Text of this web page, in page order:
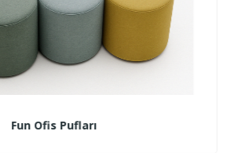
S-Care Puf Bekleme Koltuğu